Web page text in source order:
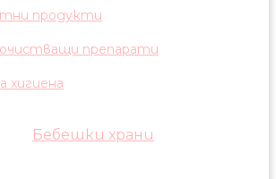
продукти
препарати
хигиена
Бебешки храни